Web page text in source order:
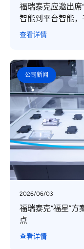
福瑞泰克应邀出席
智能到平台智能
查看详情
公司新闻
2026/06/03
福瑞泰克“福星”
点
查看详情